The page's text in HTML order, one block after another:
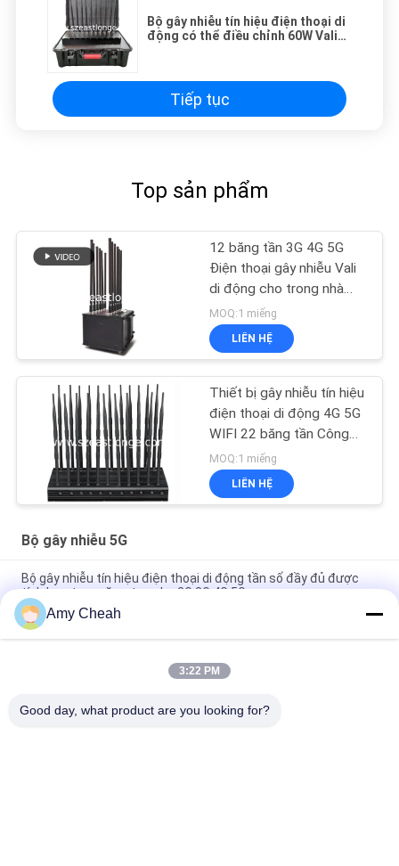
Bộ gây nhiễu tín hiệu điện thoại di
động có thể điều chỉnh 60W Vali
Tiếp tục
Top sản phẩm
12 băng tần 3G 4G 5G
Điện thoại gây nhiễu Vali
di động cho trong nhà
ngoài trời
MOQ:1 miếng
LIÊN HỆ
Thiết bị gây nhiễu tín hiệu
điện thoại di động 4G 5G
WIFI 22 băng tần Công
suất cao 150W
MOQ:1 miếng
LIÊN HỆ
Bộ gây nhiễu 5G
Bộ gây nhiễu tín hiệu điện thoại di động tần số đầy đủ được
tích hợp trong ăng-ten cho 2G 3G 4G 5G
2G 3G 4G 5G Tín hiệu Điện thoại Di động Gây nhiễu Tín hiệu
Công suất Cao Đồng bộ
12 kênh Màn hình LCD gây nhiễu tín hiệu điện thoại di động
Amy Cheah
3:22 PM
Good day, what product are you looking for?